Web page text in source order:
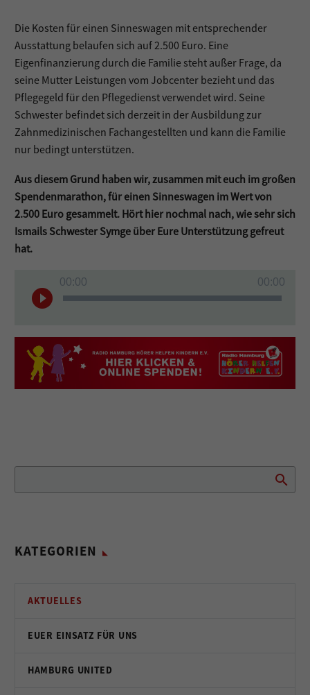
Die Kosten für einen Sinneswagen mit entsprechender
Ausstattung belaufen sich auf 2.500 Euro. Eine
Eigenfinanzierung durch die Familie steht außer Frage, da
seine Mutter Leistungen vom Jobcenter bezieht und das
Pflegegeld für den Pflegedienst verwendet wird. Seine
Schwester befindet sich derzeit in der Ausbildung zur
Zahnmedizinischen Fachangestellten und kann die Familie
nur bedingt unterstützen.
Aus diesem Grund haben wir, zusammen mit euch im großen
Spendenmarathon, für einen Sinneswagen im Wert von
2.500 Euro gesammelt. Hört hier nochmal nach, wie sehr sich
Ismails Schwester Symge über Eure Unterstützung gefreut
hat.
Player
00:00 00:00
KATEGORIEN
AKTUELLES
EUER EINSATZ FÜR UNS
HAMBURG UNITED